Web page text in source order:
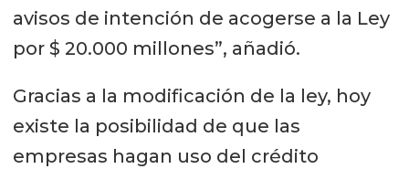
avisos de intención de acogerse a la Ley
por $ 20.000 millones”, añadió.
Gracias a la modificación de la ley, hoy
existe la posibilidad de que las
empresas hagan uso del crédito